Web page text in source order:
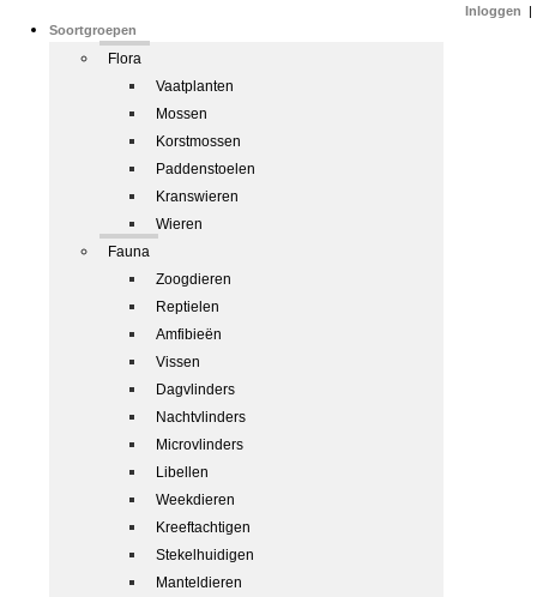
Soortgroepen
Flora
Vaatplanten
Mossen
Korstmossen
Paddenstoelen
Kranswieren
Wieren
Fauna
Zoogdieren
Reptielen
Amfibieën
Vissen
Dagvlinders
Nachtvlinders
Microvlinders
Libellen
Weekdieren
Kreeftachtigen
Stekelhuidigen
Manteldieren
Inloggen |